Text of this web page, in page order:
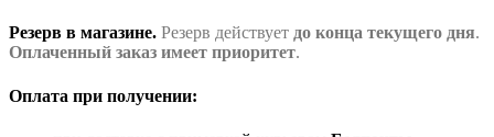
Резерв в магазине. Резерв действует до конца текущего дня.
Оплаченный заказ имеет приоритет.
Оплата при получении: